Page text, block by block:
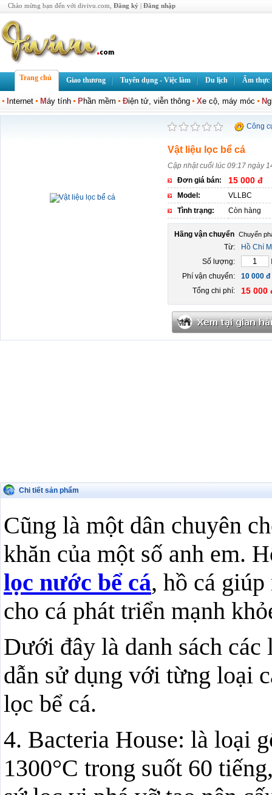
Chào mừng bạn đến với divivu.com, Đăng ký | Đăng nhập
Trang chủ Giao thương Tuyển dụng - Việc làm Du lịch Ẩm thực
nternet Máy tính Phần mềm Điện tử, viễn thông Xe cộ, máy móc N
Công
Vật liệu lọc bể cá
Cập nhật cuối lúc 09:17 ngày
Đơn giá bán:
15 000 đ
Model:
VLLBC
Tình trạng:
Còn hàng
Hãng vận chuyển
Từ:
Hồ Chí
Số lượng:
Phí vận chuyển:
10 000 đ
Tổng chi phí:
15 000
Chi tiết sản phẩm
Cũng là một dân chuyên
khăn của một số anh em.
lọc nước bể cá, hồ cá
cho cá phát triển mạnh
Dưới đây là danh sách
dẫn sử dụng với từng loại
lọc bể cá.
4. Bacteria House: là loại
1300°C trong suốt 60